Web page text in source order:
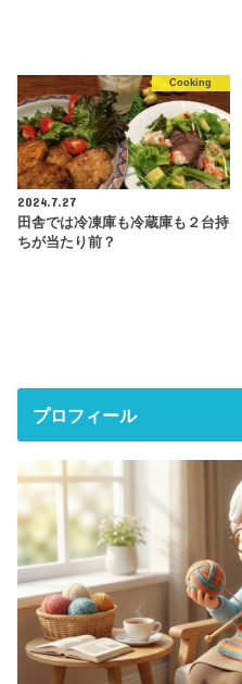
Cooking
2024.7.27
田舎では冷凍庫も冷蔵庫も２台持
ちが当たり前？
プロフィール